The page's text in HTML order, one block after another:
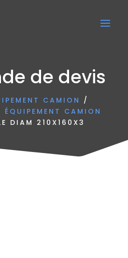
de devis
CAMION /
ÉQUIPEMENT CAMION
DIAM 210X160X3